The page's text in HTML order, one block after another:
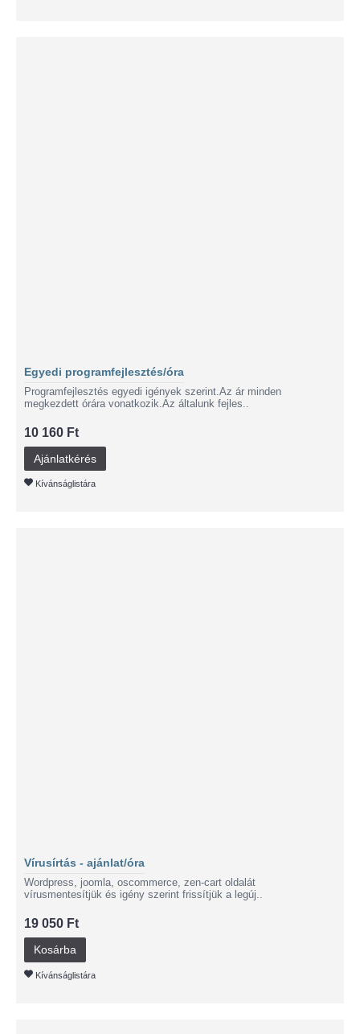
Egyedi programfejlesztés/óra
Programfejlesztés egyedi igények szerint.Az ár minden
megkezdett órára vonatkozik.Az általunk fejles..
10 160 Ft
Ajánlatkérés
Kívánságlistára
Vírusírtás - ajánlat/óra
Wordpress, joomla, oscommerce, zen-cart oldalát
vírusmentesítjük és igény szerint frissítjük a legúj..
19 050 Ft
Kosárba
Kívánságlistára